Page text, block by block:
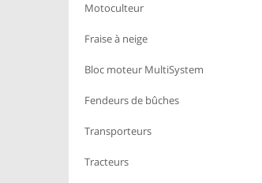
Motoculteur
Fraise à neige
Bloc moteur MultiSystem
Fendeurs de bûches
Transporteurs
Tracteurs